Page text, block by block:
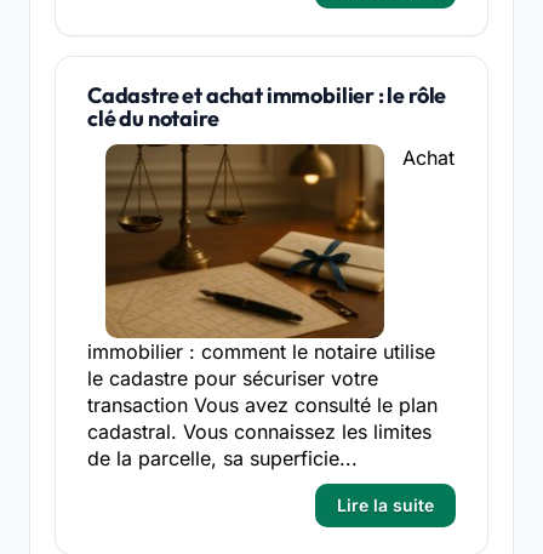
Cadastre et achat immobilier : le rôle
clé du notaire
Achat
immobilier : comment le notaire utilise
le cadastre pour sécuriser votre
transaction Vous avez consulté le plan
cadastral. Vous connaissez les limites
de la parcelle, sa superficie...
Lire la suite